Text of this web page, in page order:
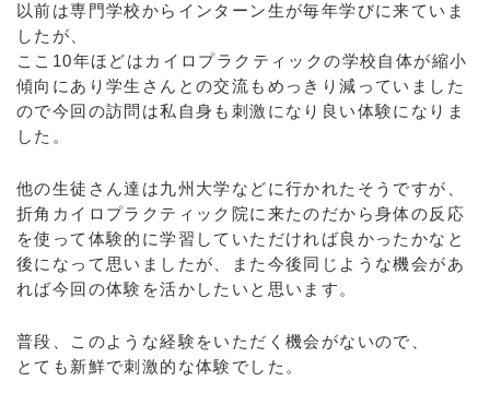
以前は専門学校からインターン生が毎年学びに来ていま
したが、
ここ10年ほどはカイロプラクティックの学校自体が縮小
傾向にあり学生さんとの交流もめっきり減っていました
ので今回の訪問は私自身も刺激になり良い体験になりま
した。
他の生徒さん達は九州大学などに行かれたそうですが、
折角カイロプラクティック院に来たのだから身体の反応
を使って体験的に学習していただければ良かったかなと
後になって思いましたが、また今後同じような機会があ
れば今回の体験を活かしたいと思います。
普段、このような経験をいただく機会がないので、
とても新鮮で刺激的な体験でした。